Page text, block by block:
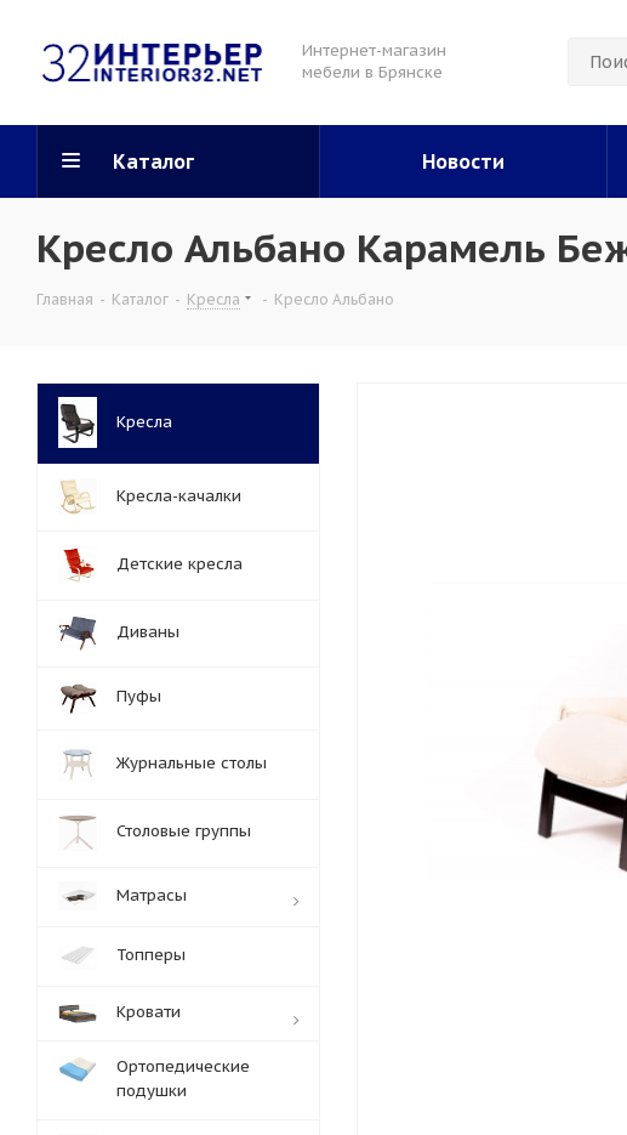
Интернет-магазин
мебели в Брянске
Каталог Новости
Кресло Альбано Карамель
Главная - Каталог - Кресла - Кресло Альбано
Кресла
Кресла-качалки
Детские кресла
Диваны
Пуфы
Журнальные столы
Столовые группы
Матрасы
Топперы
Кровати
Ортопедические
подушки